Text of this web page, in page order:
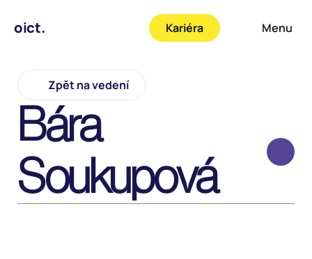
Zpět na vedení
Bára
Soukupová
Kariéra Menu
oict.